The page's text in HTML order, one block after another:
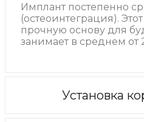
Имплант постепенно
(остеоинтеграция).
прочную основу для
занимает в среднем от
Установка